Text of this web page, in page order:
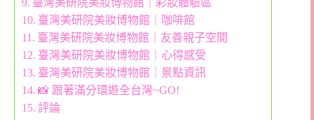
臺灣美研院美妝博物館｜彩妝體驗區
臺灣美研院美妝博物館｜咖啡館
臺灣美研院美妝博物館｜友善親子空間
臺灣美研院美妝博物館｜心得感受
臺灣美研院美妝博物館｜景點資訊
📸 跟著滿分環遊全台灣~GO!
評論